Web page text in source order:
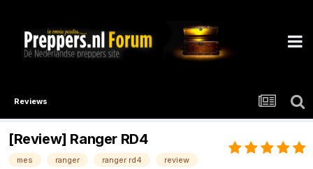
Reviews
[Review] Ranger RD4
mes ranger ranger rd4 review